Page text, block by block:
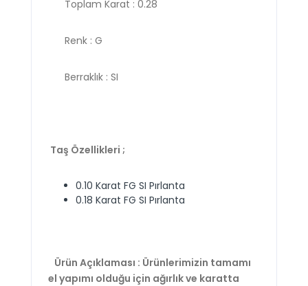
Toplam Karat : 0.28
Renk : G
Berraklık : SI
Taş Özellikleri ;
0.10 Karat FG SI Pırlanta
0.18 Karat FG SI Pırlanta
Ürün Açıklaması : Ürünlerimizin tamamı
el yapımı olduğu için ağırlık ve karatta